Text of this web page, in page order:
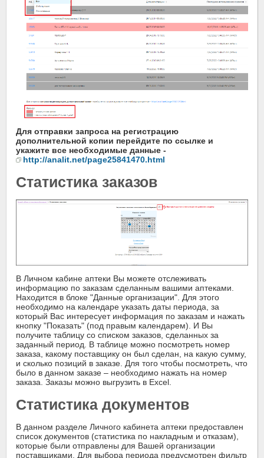
Для отправки запроса на регистрацию
дополнительной копии перейдите по ссылке и
укажите все необходимые данные -
http://analit.net/page25841470.html
Статистика заказов
В Личном кабине аптеки Вы можете отслеживать
информацию по заказам сделанным вашими аптеками.
Находится в блоке "Данные организации". Для этого
необходимо на календаре указать даты периода, за
который Вас интересует информация по заказам и нажать
кнопку "Показать" (под правым календарем). И Вы
получите таблицу со списком заказов, сделанных за
заданный период. В таблице можно посмотреть номер
заказа, какому поставщику он был сделан, на какую сумму,
и сколько позиций в заказе. Для того чтобы посмотреть, что
было в данном заказе – необходимо нажать на номер
заказа. Заказы можно выгрузить в Excel.
Статистика документов
В данном разделе Личного кабинета аптеки предоставлен
список документов (статистика по накладным и отказам),
которые были отправлены для Вашей организации
поставщиками. Для выбора периода предусмотрен фильтр